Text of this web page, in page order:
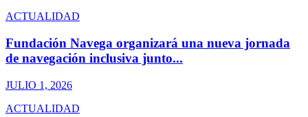
ACTUALIDAD
Fundación Navega organizará una nueva jornada
de navegación inclusiva junto...
JULIO 1, 2026
ACTUALIDAD